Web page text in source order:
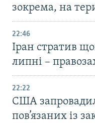
зокрема, на
22:46
Іран стратив
липні –
22:22
США
пов’язаних із